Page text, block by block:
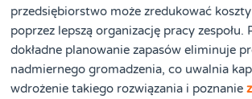
przedsiębiorstwo może zredukować
poprzez lepszą organizację pracy zespołu.
dokładne planowanie zapasów eliminuje
nadmiernego gromadzenia, co uwalnia
wdrożenie takiego rozwiązania i poznanie